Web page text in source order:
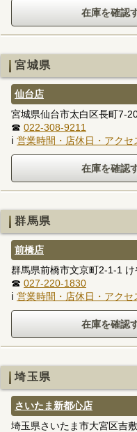
宮城県
仙台店
宮城県仙台市太白区長町7-
☎ 022-308-9211
ℹ 営業時間・店休日・アクセ
群馬県
前橋店
群馬県前橋市文京町2-1-1
☎ 027-220-1830
ℹ 営業時間・店休日・アクセ
埼玉県
さいたま新都心店
埼玉県さいたま市大宮区吉